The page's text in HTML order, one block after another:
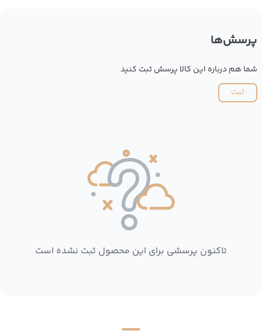
پرسش‌ها
شما هم درباره این کالا پرسش ثبت کنید
ثبت
تاکنون پرسشی برای این محصول ثبت نشده است